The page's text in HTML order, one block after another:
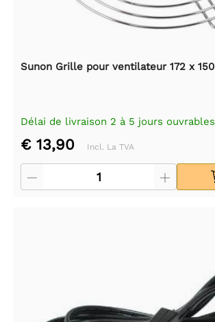
Sunon Grille pour ventilateur 172 x
Délai de livraison 2 à 5 jours ouvrables
€ 13,90 Incl. La TVA